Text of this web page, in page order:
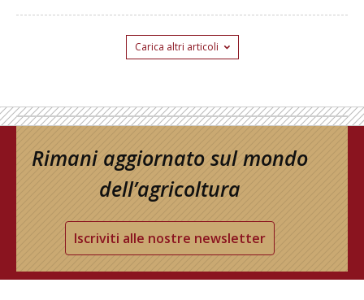
Carica altri articoli
Rimani aggiornato sul mondo
dell’agricoltura
Iscriviti alle nostre newsletter